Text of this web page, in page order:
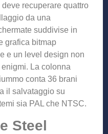
deve recuperare quattro
da una
suddivise in
grafica bitmap
e un level design non
La colonna
conta 36 brani
il salvataggio su
sia PAL che NTSC.
Steel